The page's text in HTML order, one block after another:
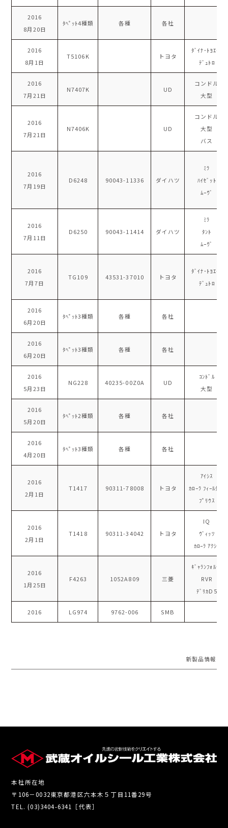
2016
8月20日
ﾀﾍﾟｯﾄ4種類 各種 各社
2016
8月1日
T5106K トヨタ
ﾀﾞｲﾅ･ﾄﾖｴｰｽ
ﾃﾞｭﾄﾛ
2016
7月21日
N7407K UD
コンドル
大型
2016
7月21日
N7406K UD
コンドル
大型
バス
2016
7月19日
D6248 90043-11336 ダイハツ
ﾐﾗ
ﾊｲｾﾞｯﾄ
ﾑｰｳﾞ
2016
7月11日
D6250 90043-11414 ダイハツ
ﾐﾗ
ﾀﾝﾄ
ﾑｰｳﾞ
2016
7月7日
TG109 43531-37010 トヨタ
ﾀﾞｲﾅ･ﾄﾖｴｰｽ
ﾃﾞｭﾄﾛ
2016
6月20日
ﾀﾍﾟｯﾄ3種類 各種 各社
2016
6月20日
ﾀﾍﾟｯﾄ3種類 各種 各社
2016
5月23日
NG228 40235-00Z0A UD
ｺﾝﾄﾞﾙ
大型
2016
5月20日
ﾀﾍﾟｯﾄ2種類 各種 各社
2016
4月20日
ﾀﾍﾟｯﾄ3種類 各種 各社
2016
2月1日
T1417 90311-78008 トヨタ
ｱｲｼｽ
ｶﾛｰﾗ ﾌｨｰﾙﾀﾞｰ
ﾌﾟﾘｳｽ
2016
2月1日
T1418 90311-34042 トヨタ
IQ
ｳﾞｨｯﾂ
ｶﾛｰﾗ ｱｸｼｵ
2016
1月25日
F4263 1052A809 三菱
ｷﾞｬﾗﾝﾌｫﾙﾃｽ
RVR
ﾃﾞﾘｶD5
2016 LG974 9762-006 SMB
新製品情報
本社所在地
〒106－0032東京都港区六本木５丁目11番29号
TEL. (03)3404-6341［代表］